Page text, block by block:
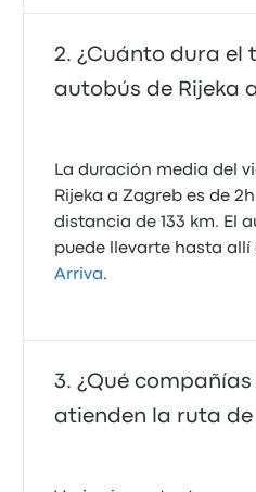
¿Cuánto dura el
autobús de Rijeka
La duración media del
Rijeka a Zagreb es de
distancia de 133 km. El
puede llevarte hasta allí
Arriva.
¿Qué
atienden la ruta de